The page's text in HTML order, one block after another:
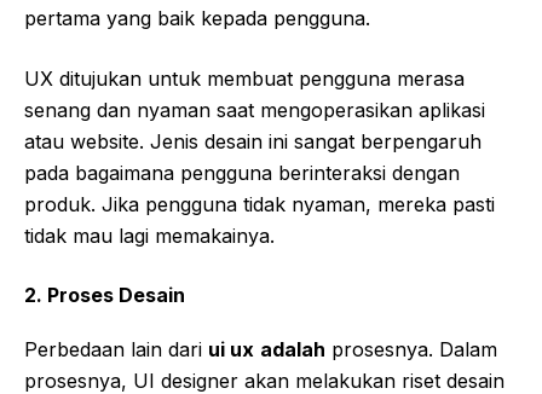
pertama yang baik kepada pengguna.
UX ditujukan untuk membuat pengguna merasa
senang dan nyaman saat mengoperasikan aplikasi
atau website. Jenis desain ini sangat berpengaruh
pada bagaimana pengguna berinteraksi dengan
produk. Jika pengguna tidak nyaman, mereka pasti
tidak mau lagi memakainya.
2. Proses Desain
Perbedaan lain dari ui ux adalah prosesnya. Dalam
prosesnya, UI designer akan melakukan riset desain